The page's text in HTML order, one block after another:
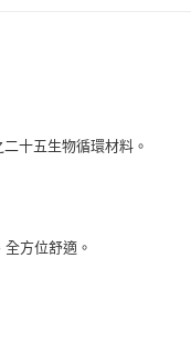
轉至「AFTEE先享後付」
結帳。
十五生物循環材料。
方位舒適。